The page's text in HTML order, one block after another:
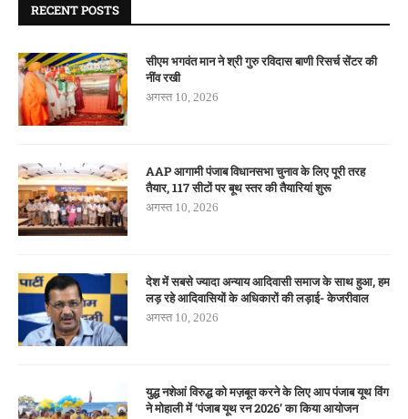
RECENT POSTS
सीएम भगवंत मान ने श्री गुरु रविदास बाणी रिसर्च सेंटर की
नींव रखी
अगस्त 10, 2026
AAP आगामी पंजाब विधानसभा चुनाव के लिए पूरी तरह
तैयार, 117 सीटों पर बूथ स्तर की तैयारियां शुरू
अगस्त 10, 2026
देश में सबसे ज्यादा अन्याय आदिवासी समाज के साथ हुआ, हम
लड़ रहे आदिवासियों के अधिकारों की लड़ाई- केजरीवाल
अगस्त 10, 2026
युद्ध नशेआं विरुद्ध को मज़बूत करने के लिए आप पंजाब यूथ विंग
ने मोहाली में ‘पंजाब यूथ रन 2026’ का किया आयोजन